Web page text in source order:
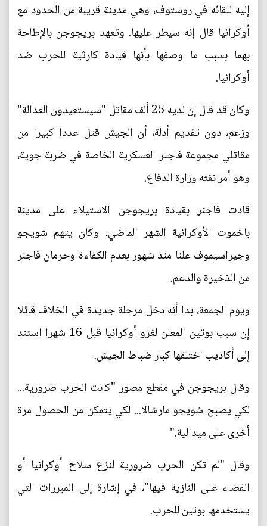
إليه للقائه في روستوف، وهي مدينة قريبة من الحدود مع
أوكرانيا قال إنه سيطر عليها. وتعهد بريجوجن بالإطاحة
بهما بسبب ما وصفها بأنها قيادة كارثية للحرب ضد
أوكرانيا.
وكان قد قال إن لديه 25 ألف مقاتل "سيستعيدون العدالة"
وزعم، دون تقديم أدلة، أن الجيش قتل عددا كبيرا من
مقاتلي مجموعة فاجنر العسكرية الخاصة في ضربة جوية،
وهو أمر نفته وزارة الدفاع.
قادت فاجنر بقيادة بريجوجن الاستيلاء على مدينة
باخموت الأوكرانية الشهر الماضي، وكان يتهم شويجو
وجيراسيموف علنا منذ شهور بعدم الكفاءة وحرمان فاجنر
من الذخيرة والدعم.
ويوم الجمعة، بدا أنه دخل مرحلة جديدة في الخلاف قائلا
إن سبب بوتين المعلن لغزو أوكرانيا قبل 16 شهرا استند
إلى أكاذيب اختلقها كبار ضباط الجيش.
وقال بريجوجن في مقطع مصور "كانت الحرب ضرورية...
لكي يصبح شويجو مارشالا... لكي يتمكن من الحصول مرة
أخرى على ميدالية‭‭‭‭".
وقال "لم تكن الحرب ضرورية لنزع سلاح أوكرانيا أو
القضاء على النازية فيها"، في إشارة إلى المبررات التي
يستخدمها بوتين للحرب.